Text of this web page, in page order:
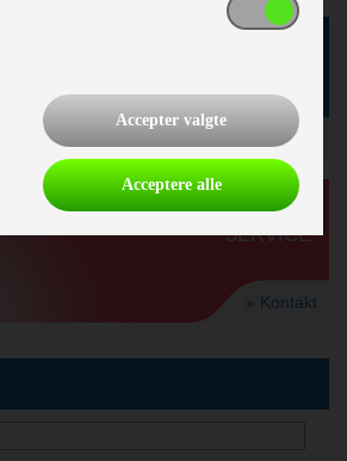
» se tilbud
KUNDE-
SERVICE
» Kontakt
Accepter valgte
Acceptere alle